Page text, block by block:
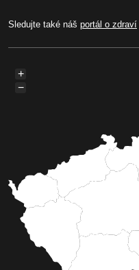
Sledujte také náš portál o zdraví
+
−